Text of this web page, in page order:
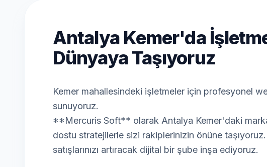
Antalya Kemer'da
Dünyaya Taşıyoruz
Kemer mahallesindeki işletmeler için profesyonel
sunuyoruz.
**Mercuris Soft** olarak Antalya Kemer'daki
dostu stratejilerle sizi rakiplerinizin önüne
satışlarınızı artıracak dijital bir şube inşa ediyoruz.